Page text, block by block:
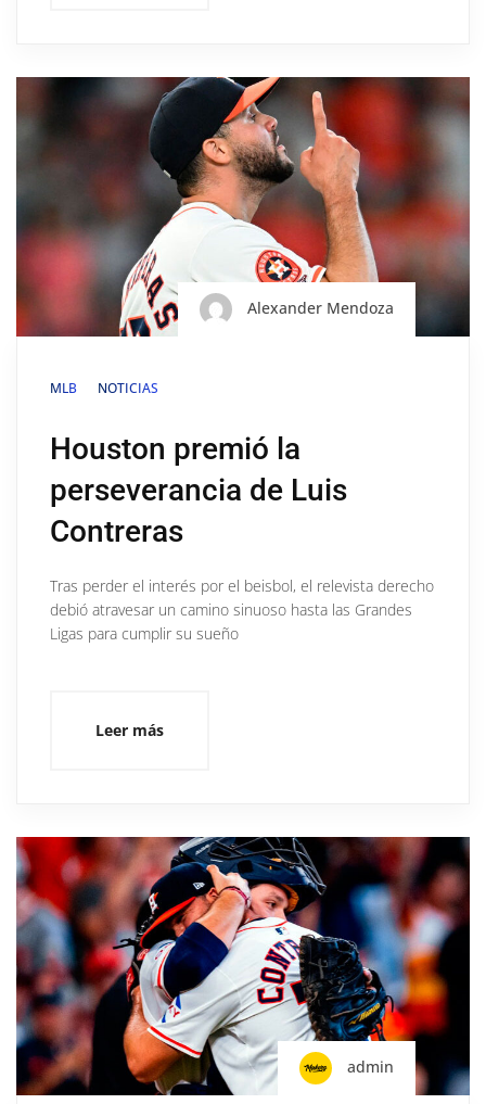
Alexander Mendoza
MLB NOTICIAS
Houston premió la
perseverancia de Luis
Contreras
Tras perder el interés por el beisbol, el relevista derecho
debió atravesar un camino sinuoso hasta las Grandes
Ligas para cumplir su sueño
Leer más
admin